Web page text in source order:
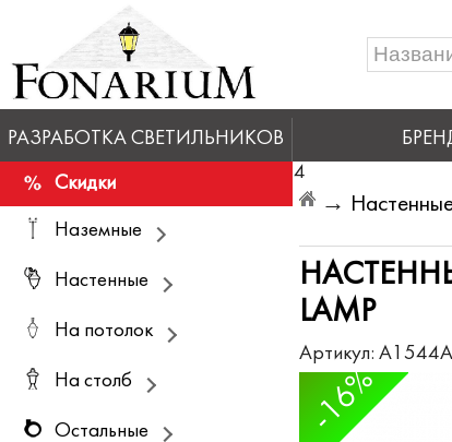
РАЗРАБОТКА СВЕТИЛЬНИКОВ
Скидки
Наземные
Настенные
На потолок
На столб
Остальные
4
→
LAMP
Артикул:
-16%